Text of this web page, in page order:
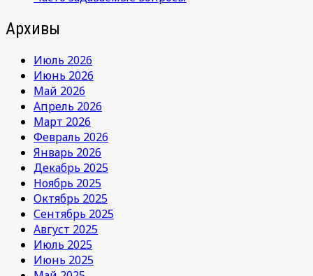
Архивы
Июль 2026
Июнь 2026
Май 2026
Апрель 2026
Март 2026
Февраль 2026
Январь 2026
Декабрь 2025
Ноябрь 2025
Октябрь 2025
Сентябрь 2025
Август 2025
Июль 2025
Июнь 2025